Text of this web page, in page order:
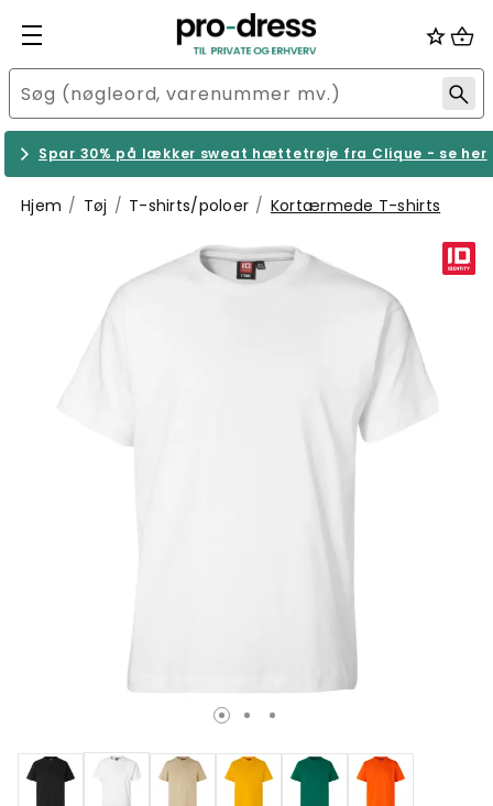
Spar 30% på lækker sweat hættetrøje fra Clique - se her
Hjem Tøj T-shirts/poloer Kortærmede T-shirts